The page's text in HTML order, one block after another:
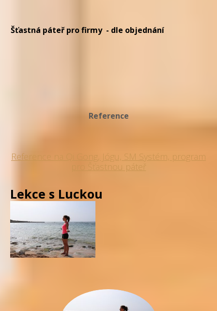
Šťastná páteř pro firmy - dle objednání
Reference
Reference na Qi Gong, Jógu, SM Systém, program
pro Šťastnou páteř
Lekce s Luckou